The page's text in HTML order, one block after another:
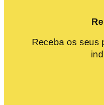
Receba os seus